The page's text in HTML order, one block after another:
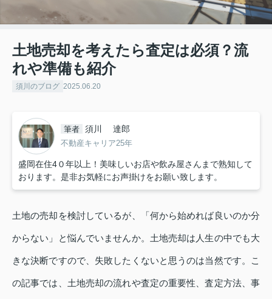
土地売却を考えたら査定は必須？流
れや準備も紹介
須川のブログ 2025.06.20
筆者 須川 達郎
不動産キャリア25年
盛岡在住4０年以上！美味しいお店や飲み屋さんまで熟知して
おります。是非お気軽にお声掛けをお願い致します。
土地の売却を検討しているが、「何から始めれば良いのか分
からない」と悩んでいませんか。土地売却は人生の中でも大
きな決断ですので、失敗したくないと思うのは当然です。こ
の記事では、土地売却の流れや査定の重要性、査定方法、事